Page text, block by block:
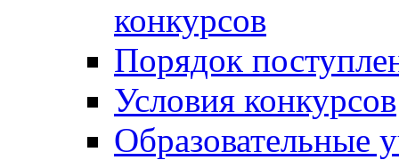
конкурсов
Порядок
Условия конкурсов
Образовательные